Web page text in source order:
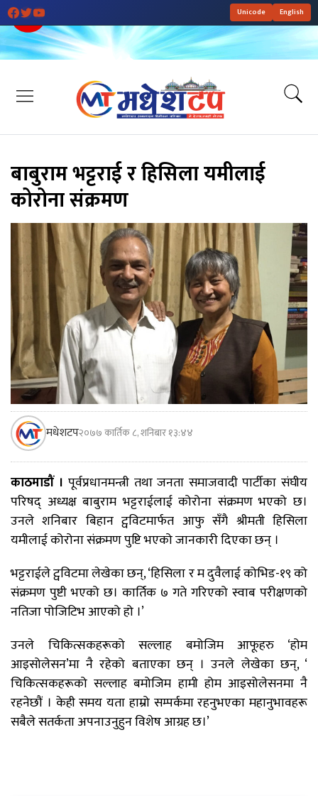
Unicode English
बाबुराम भट्टराई र हिसिला यमीलाई
कोरोना संक्रमण
मधेशटप२०७७ कार्तिक ८, शनिबार १३:४४
काठमाडौं । पूर्वप्रधानमन्त्री तथा जनता समाजवादी पार्टीका संघीय
परिषद् अध्यक्ष बाबुराम भट्टराईलाई कोरोना संक्रमण भएको छ।
उनले शनिबार बिहान ट्वविटमार्फत आफु सँगै श्रीमती हिसिला
यमीलाई कोरोना संक्रमण पुष्टि भएको जानकारी दिएका छन् ।
भट्टराईले ट्वविटमा लेखेका छन्, ‘हिसिला र म दुवैलाई कोभिड-१९ को
संक्रमण पुष्टी भएको छ। कार्तिक ७ गते गरिएको स्वाब परीक्षणको
नतिजा पोजिटिभ आएको हो ।’
उनले चिकित्सकहरूको सल्लाह बमोजिम आफूहरु ‘होम
आइसोलेसन’मा नै रहेको बताएका छन् । उनले लेखेका छन्, ‘
चिकित्सकहरूको सल्लाह बमोजिम हामी होम आइसोलेसनमा नै
रहनेछौं । केही समय यता हाम्रो सम्पर्कमा रहनुभएका महानुभावहरू
सबैले सतर्कता अपनाउनुहुन विशेष आग्रह छ।’